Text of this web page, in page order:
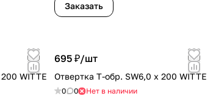
Заказать
WITTE
695 ₽/шт
Отвертка T-обр. SW6,0 x 200 WITTE
0 0 Нет в наличии